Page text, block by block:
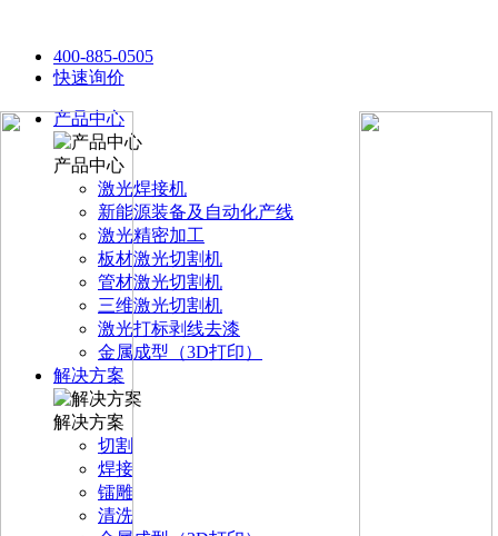
400-885-0505
快速询价
产品中心
产品中心
激光焊接机
新能源装备及自动化产线
激光精密加工
板材激光切割机
管材激光切割机
三维激光切割机
激光打标剥线去漆
金属成型（3D打印）
解决方案
解决方案
切割
焊接
镭雕
清洗